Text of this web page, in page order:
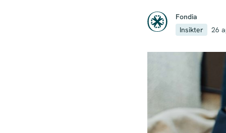
Fondia
Insikter
26